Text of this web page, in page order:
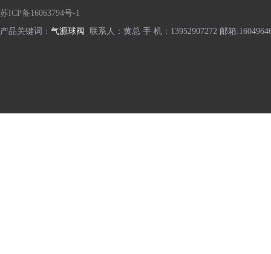
苏ICP备16063794号-1
产品关键词： 气源球阀 联系人：黄总 手 机：13952907272 邮箱